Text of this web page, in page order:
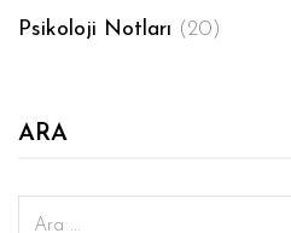
Psikoloji Notları (20)
ARA